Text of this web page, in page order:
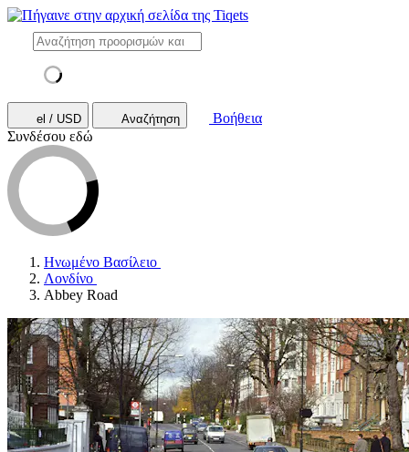
el / USD Αναζήτηση
Βοήθεια
Συνδέσου εδώ
Ηνωμένο Βασίλειο
Λονδίνο
Abbey Road